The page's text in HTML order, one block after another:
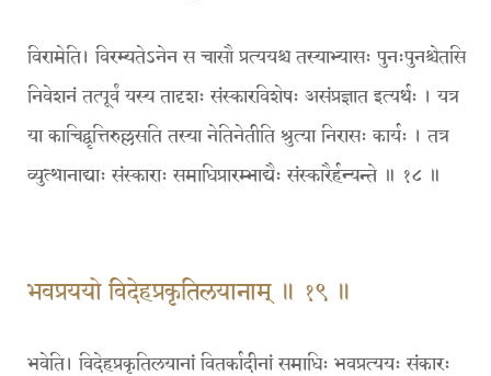
विरामेति। विरम्यतेऽनेन स चासौ प्रत्ययश्च तस्याभ्यासः पुनःपुनश्चेतसि
निवेशनं तत्पूर्वं यस्य तादृशः संस्कारविशेषः असंप्रज्ञात इत्यर्थः । यत्र
या काचिद्वृत्तिरुल्लसति तस्या नेतिनेतीति श्रुत्या निरासः कार्यः । तत्र
व्युत्थानाद्याः संस्काराः समाधिप्रारम्भाद्यैः संस्कारैर्हन्यन्ते ॥ १८ ॥
भवप्रययो विदेहप्रकृतिलयानाम् ॥ १९ ॥
भवेति। विदेहप्रकृतिलयानां वितर्कादीनां समाधिः भवप्रत्ययः संकारः